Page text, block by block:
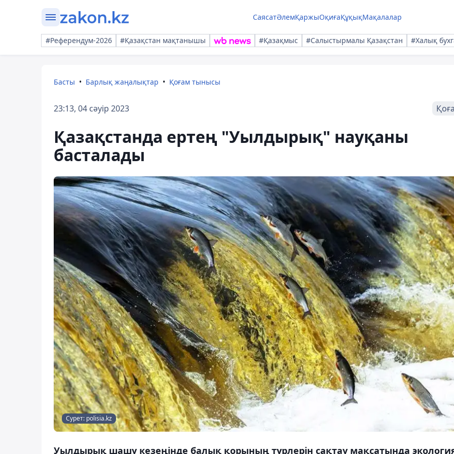
СаясатӘлемҚаржыОқиғаҚұқықМақалалар
#Референдум-2026 #Қазақстан мақтанышы #Қазақмыс #Салыстырмалы Қазақстан #Халық
Басты Барлық жаңалықтар Қоғам тынысы
23:13, 04 сәуір 2023
Қазақстанда ертең "Уылдырық" науқаны
басталады
Cурет: polisia.kz
Уылдырық шашу кезеңінде балық қорының түрлерін сақтау мақсатында